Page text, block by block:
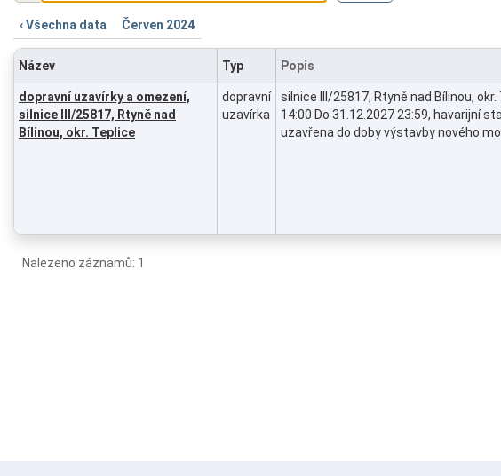
‹ Všechna data Červen 2024
Název Typ Popis
dopravní uzavírky a omezení,
silnice III/25817, Rtyně nad
Bílinou, okr. Teplice
dopravní
uzavírka
silnice III/25817, Rtyně nad Bílinou,
14:00 Do 31.12.2027 23:59, havarijní
uzavřena do doby výstavby nového
Nalezeno záznamů: 1